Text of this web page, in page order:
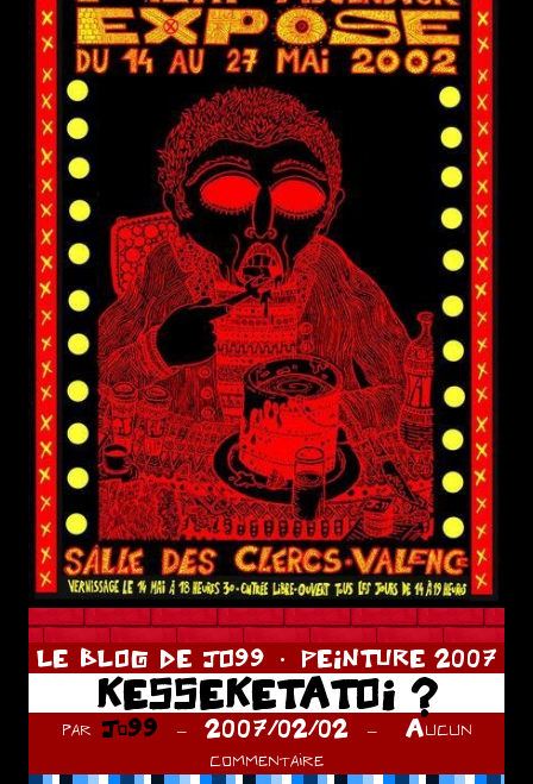
LE BLOG DE JO99 PEINTURE 2007
KESSEKETATOI ?
par Jo99 2007/02/02
Aucun
commentaire